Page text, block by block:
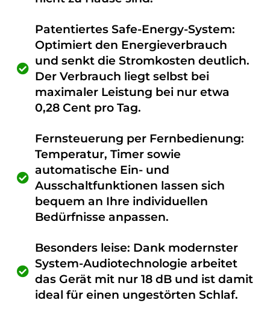
Patentiertes Safe-Energy-System:
Optimiert den Energieverbrauch
und senkt die Stromkosten deutlich.
Der Verbrauch liegt selbst bei
maximaler Leistung bei nur etwa
0,28 Cent pro Tag.
Fernsteuerung per Fernbedienung:
Temperatur, Timer sowie
automatische Ein- und
Ausschaltfunktionen lassen sich
bequem an Ihre individuellen
Bedürfnisse anpassen.
Besonders leise: Dank modernster
System-Audiotechnologie arbeitet
das Gerät mit nur 18 dB und ist damit
ideal für einen ungestörten Schlaf.